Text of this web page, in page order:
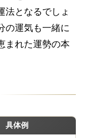
法となるでしょ
の運気も一緒に
まれた運勢の本
具体例